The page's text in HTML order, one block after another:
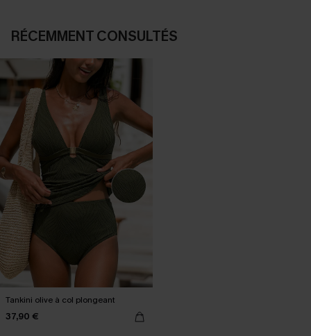
RÉCEMMENT CONSULTÉS
Tankini olive à col plongeant
37,90 €